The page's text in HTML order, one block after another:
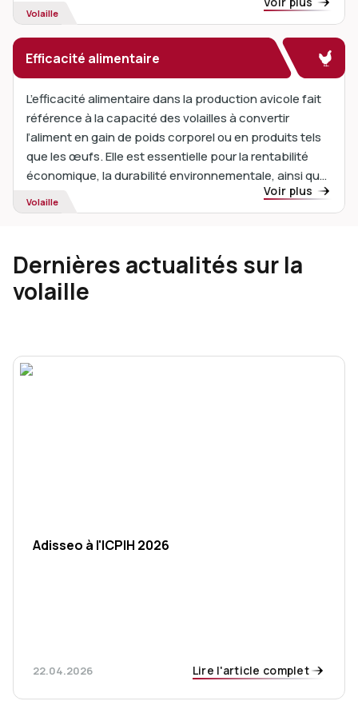
production alimentaire et de l'alimentation animale.
Volaille
Efficacité alimentaire
L’efficacité alimentaire dans la production avicole fait
référence à la capacité des volailles à convertir
l’aliment en gain de poids corporel ou en produits tels
que les œufs. Elle est essentielle pour la rentabilité
économique, la durabilité environnementale, ainsi que
Voir plus
Volaille
Dernières actualités sur la
volaille
Adisseo à l'ICPIH 2026
22.04.2026 Lire l'article complet